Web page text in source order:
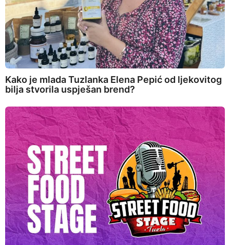
Kako je mlada Tuzlanka Elena Pepić od ljekovitog
bilja stvorila uspješan brend?